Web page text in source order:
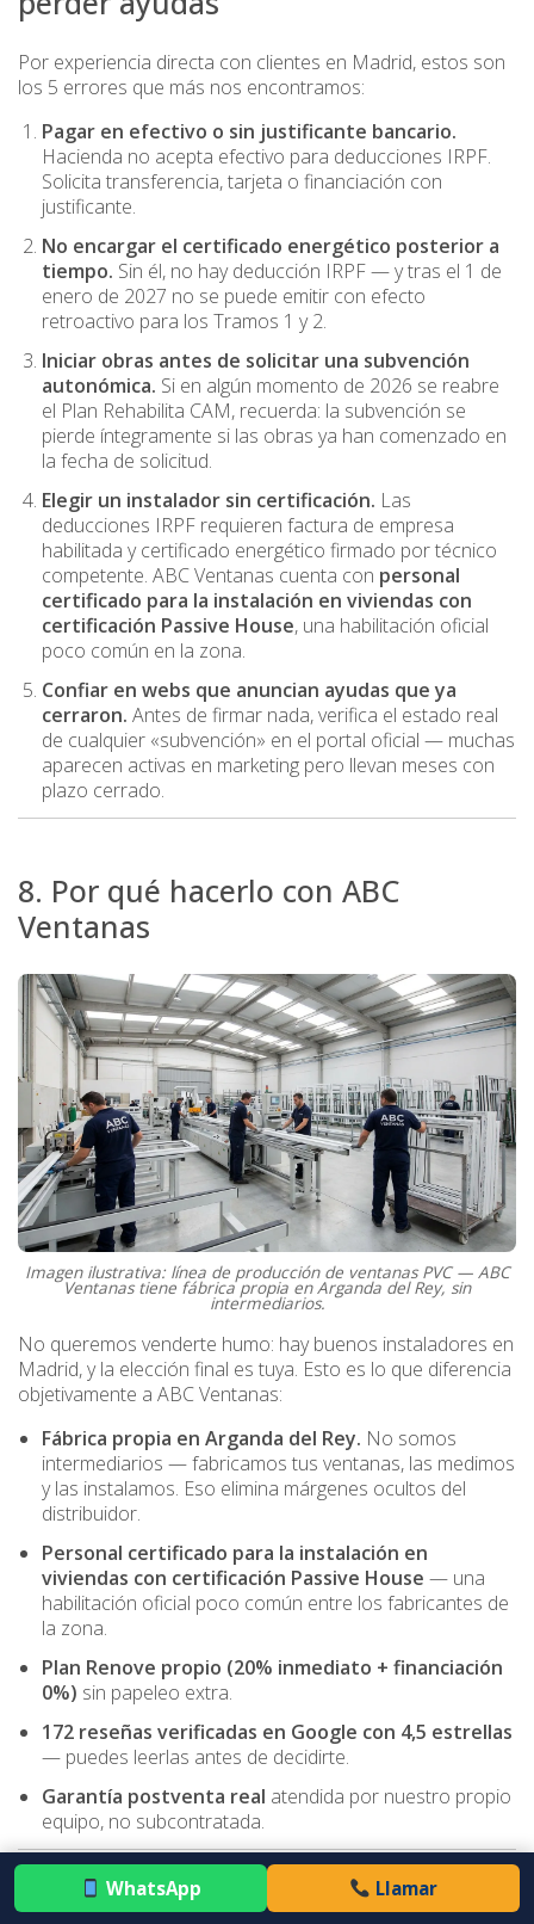
Por experiencia directa con clientes en Madrid, estos son
los 5 errores que más nos encontramos:
Pagar en efectivo o sin justificante bancario.
Hacienda no acepta efectivo para deducciones IRPF.
Solicita transferencia, tarjeta o financiación con
justificante.
No encargar el certificado energético posterior a
tiempo. Sin él, no hay deducción IRPF — y tras el 1 de
enero de 2027 no se puede emitir con efecto
retroactivo para los Tramos 1 y 2.
Iniciar obras antes de solicitar una subvención
autonómica. Si en algún momento de 2026 se reabre
el Plan Rehabilita CAM, recuerda: la subvención se
pierde íntegramente si las obras ya han comenzado en
la fecha de solicitud.
Elegir un instalador sin certificación. Las
deducciones IRPF requieren factura de empresa
habilitada y certificado energético firmado por técnico
competente. ABC Ventanas cuenta con personal
certificado para la instalación en viviendas con
certificación Passive House, una habilitación oficial
poco común en la zona.
Confiar en webs que anuncian ayudas que ya
cerraron. Antes de firmar nada, verifica el estado real
de cualquier «subvención» en el portal oficial — muchas
aparecen activas en marketing pero llevan meses con
plazo cerrado.
8. Por qué hacerlo con ABC
Ventanas
Imagen ilustrativa: línea de producción de ventanas PVC — ABC
Ventanas tiene fábrica propia en Arganda del Rey, sin
intermediarios.
No queremos venderte humo: hay buenos instaladores en
Madrid, y la elección final es tuya. Esto es lo que diferencia
objetivamente a ABC Ventanas:
Fábrica propia en Arganda del Rey. No somos
intermediarios — fabricamos tus ventanas, las medimos
y las instalamos. Eso elimina márgenes ocultos del
distribuidor.
Personal certificado para la instalación en
viviendas con certificación Passive House — una
habilitación oficial poco común entre los fabricantes de
la zona.
Plan Renove propio (20% inmediato + financiación
0%) sin papeleo extra.
172 reseñas verificadas en Google con 4,5 estrellas
— puedes leerlas antes de decidirte.
Garantía postventa real atendida por nuestro propio
equipo, no subcontratada.
WhatsApp Llamar